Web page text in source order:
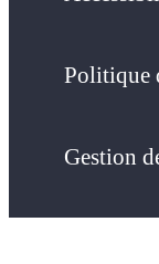
Politique
Gestion